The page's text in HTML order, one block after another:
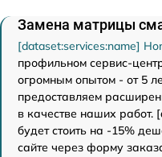
Замена матрицы
[dataset:services:name]
профильном сервис-
огромным опытом - от 5
предоставляем
в качестве наших работ.
будет стоить на -15%
сайте через форму